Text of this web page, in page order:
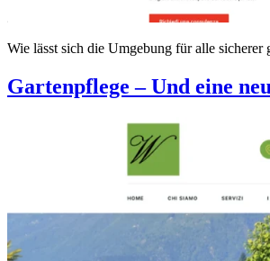
Wie lässt sich die Umgebung für alle
Gartenpflege – Und eine